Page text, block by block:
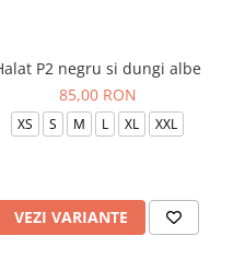
P2 negru si dungi albe
85,00 RON
XS S M L XL XXL
VEZI VARIANTE